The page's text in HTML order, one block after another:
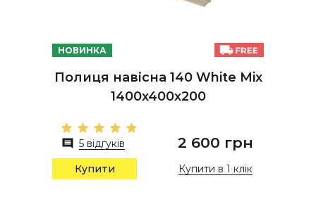
НОВИНКА
Полиця навісна 140 White Mix
1400х400х200
5 відгуків 2 600 грн
Купити Купити в 1 клік